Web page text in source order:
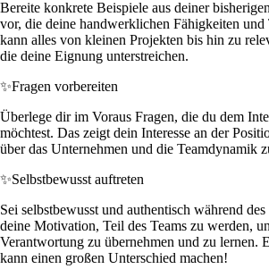
Bereite konkrete Beispiele aus deiner
vor, die deine handwerklichen Fähigkeiten und
kann alles von kleinen Projekten bis hin zu
die deine Eignung unterstreichen.
✨Fragen vorbereiten
Überlege dir im Voraus Fragen, die du dem
möchtest. Das zeigt dein Interesse an der
über das Unternehmen und die Teamdynamik
✨Selbstbewusst auftreten
Sei selbstbewusst und authentisch während
deine Motivation, Teil des Teams zu werden,
Verantwortung zu übernehmen und zu lernen.
kann einen großen Unterschied machen!